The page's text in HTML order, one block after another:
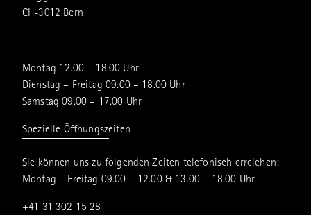
CH-3012 Bern
Montag 12.00 – 18.00 Uhr
Dienstag – Freitag 09.00 – 18.00 Uhr
Samstag 09.00 – 17.00 Uhr
Spezielle Öffnungszeiten
Sie können uns zu folgenden Zeiten telefonisch erreichen:
Montag – Freitag 09.00 – 12.00 & 13.00 – 18.00 Uhr
+41 31 302 15 28